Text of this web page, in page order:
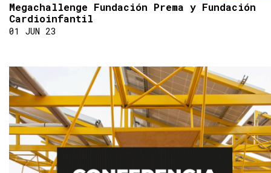
Megachallenge Fundación Prema y Fundación
Cardioinfantil
01 JUN 23